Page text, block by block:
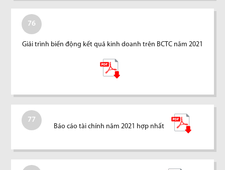
76
Giải trình biến động kết quả kinh doanh trên BCTC năm 2021
77
Báo cáo tài chính năm 2021 hợp nhất